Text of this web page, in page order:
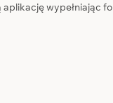
aplikację wypełniając